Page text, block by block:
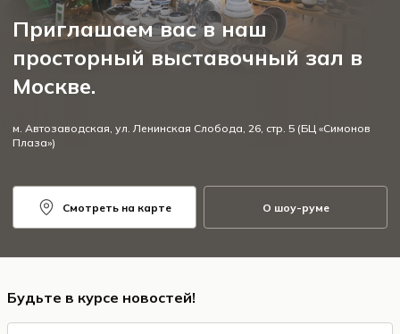
Приглашаем вас в наш
просторный выставочный зал в
Москве.
м. Автозаводская, ул. Ленинская Слобода, 26, стр. 5 (БЦ «Симонов
Плаза»)
Смотреть на карте О шоу-руме
Будьте в курсе новостей!